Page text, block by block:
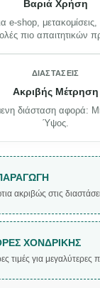
Βαριά Χρήση
e-shop,
πιο απαιτητικών
ΔΙΑΣΤΆΣΕΙΣ
Ακριβής Μέτρηση
διάσταση αφορά:
Ύψος.
ακριβώς στις
ΧΟΝΔΡΙΚΉΣ
τιμές για μεγαλύτερες